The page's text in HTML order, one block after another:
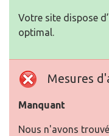
Votre site dispose
optimal.
Mesures
Manquant
Nous n'avons